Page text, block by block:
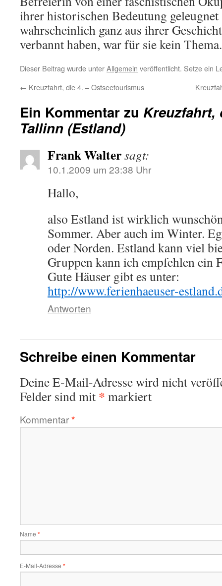
ihrer historischen Bedeutung
wahrscheinlich ganz aus ihrer
verbannt haben, war für sie kein Thema.
Dieser Beitrag wurde unterAllgemein veröffentlicht. Setze ein
← Kreuzfahrt, die 4. – Ostseetourismus
Ein Kommentar zu Kreuzfahrt,
Tallinn (Estland)
Frank Waltersagt:
10.1.2009 um 23:38 Uhr
Hallo,
also Estland ist wirklich
Sommer. Aber auch im Winter.
oder Norden. Estland kann viel
Gruppen kann ich empfehlen ein
Gute Häuser gibt es unter:
http://www.ferienhaeuser-
Antworten
Schreibe einen Kommentar
Deine E-Mail-Adresse wird nicht
Felder sind mit * markiert
Kommentar*
Name *
E-Mail-Adresse *